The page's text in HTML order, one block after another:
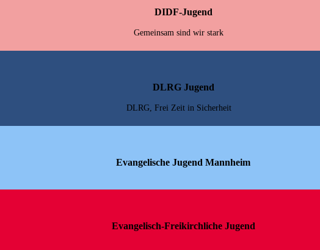
DIDF-Jugend
Gemeinsam sind wir stark
DLRG Jugend
DLRG, Frei Zeit in Sicherheit
Evangelische Jugend Mannheim
Evangelisch-Freikirchliche Jugend